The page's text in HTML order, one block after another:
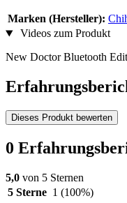
Marken (Hersteller):
Videos zum Produkt
New Doctor Bluetooth
Dieses Produkt bewerten
0
5,0 von 5 Sternen
5 Sterne 1 (100%)